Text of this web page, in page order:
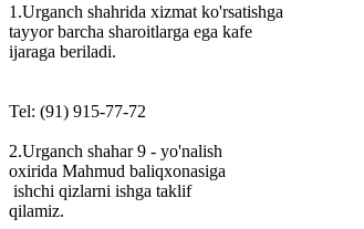
1.Urganch shahrida xizmat ko'rsatishga
tayyor barcha sharoitlarga ega kafe
ijaraga beriladi.
Tel: (91) 915-77-72
2.Urganch shahar 9 - yo'nalish
oxirida Mahmud baliqxonasiga
ishchi qizlarni ishga taklif
qilamiz.